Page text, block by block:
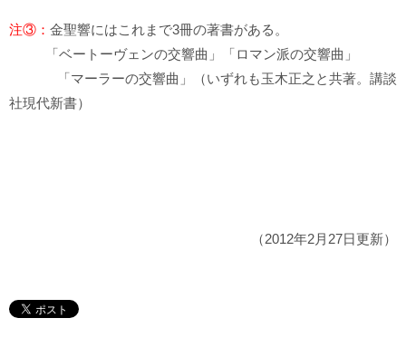
注③： 金聖響にはこれまで3冊の著書がある。
「ベートーヴェンの交響曲」「ロマン派の交響曲」
「マーラーの交響曲」（いずれも玉木正之と共著。講談
社現代新書）
（2012年2月27日更新）